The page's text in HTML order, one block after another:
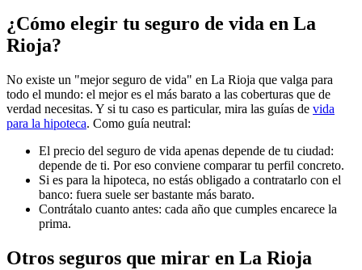
¿Cómo elegir tu seguro de vida en La
Rioja?
No existe un "mejor seguro de vida" en La Rioja que valga para
todo el mundo: el mejor es el más barato a las coberturas que de
verdad necesitas. Y si tu caso es particular, mira las guías de vida
para la hipoteca. Como guía neutral:
El precio del seguro de vida apenas depende de tu ciudad:
depende de ti. Por eso conviene comparar tu perfil concreto.
Si es para la hipoteca, no estás obligado a contratarlo con el
banco: fuera suele ser bastante más barato.
Contrátalo cuanto antes: cada año que cumples encarece la
prima.
Otros seguros que mirar en La Rioja